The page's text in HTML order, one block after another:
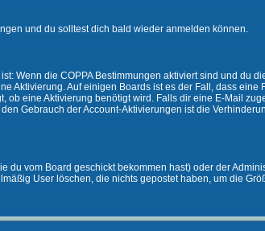
und du solltest dich bald wieder anmelden können.
Wenn die COPPA Bestimmungen aktiviert sind und du
Aktivierung. Auf einigen Boards ist es der Fall, dass eine
ob eine Aktivierung benötigt wird. Falls dir eine E-Mail
Gebrauch der Account-Aktivierungen ist die
du vom Board geschickt bekommen hast) oder der
User löschen, die nichts gepostet haben, um die